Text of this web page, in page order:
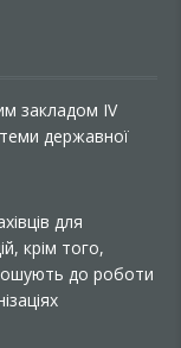
закладом IV
державної
для
крім того,
до роботи